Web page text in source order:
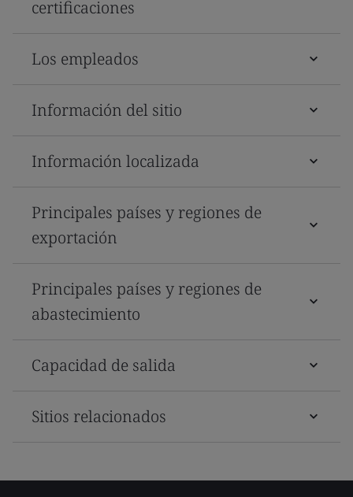
certificaciones
Los empleados
Información del sitio
Información localizada
Principales países y regiones de
exportación
Principales países y regiones de
abastecimiento
Capacidad de salida
Sitios relacionados